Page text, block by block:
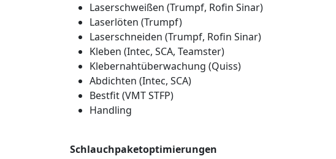
Laserschweißen (Trumpf, Rofin Sinar)
Laserlöten (Trumpf)
Laserschneiden (Trumpf, Rofin Sinar)
Kleben (Intec, SCA, Teamster)
Klebernahtüberwachung (Quiss)
Abdichten (Intec, SCA)
Bestfit (VMT STFP)
Handling
Schlauchpaketoptimierungen